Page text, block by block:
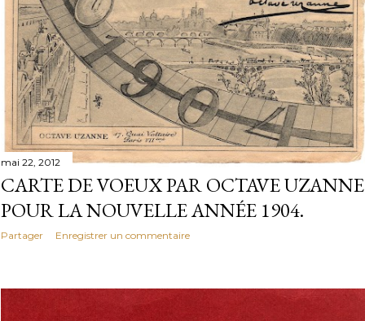
mai 22, 2012
CARTE DE VOEUX PAR OCTAVE UZANNE
POUR LA NOUVELLE ANNÉE 1904.
Partager Enregistrer un commentaire